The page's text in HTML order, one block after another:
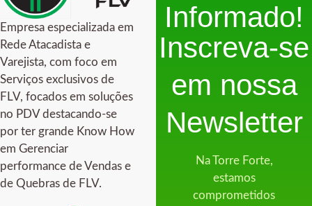
Empresa especializada em
Rede Atacadista e
Varejista, com foco em
Serviços exclusivos de
FLV, focados em soluções
no PDV destacando-se
por ter grande Know How
em Gerenciar
performance de Vendas e
de Quebras de FLV.
Informado!
Inscreva-se
em nossa
Newsletter
Na Torre Forte,
estamos
comprometidos